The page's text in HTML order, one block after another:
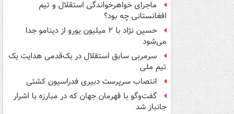
ماجرای خواهرخواندگی استقلال و تیم
افغانستانی چه بود؟
حسین نژاد با ۲ میلیون یورو از دینامو جدا
می‌شود
سرمربی سابق استقلال در یک‌قدمی هدایت یک
تیم ملی
انتصاب سرپرست دبیری فدراسیون کشتی
گفت‌وگو با قهرمان جهان که در مبارزه با اشرار
جانباز شد